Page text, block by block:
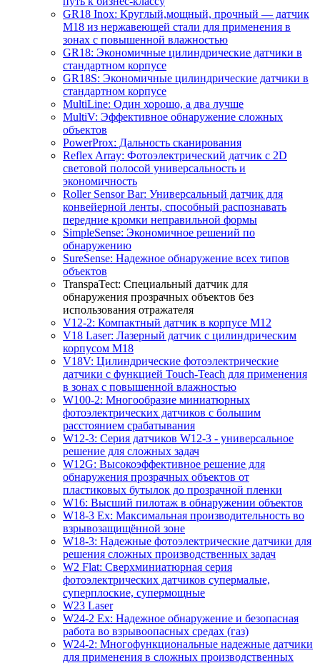
GR18 Inox: Круглый,мощный, прочный — датчик
M18 из нержавеющей стали для применения в
зонах с повышенной влажностью
GR18: Экономичные цилиндрические датчики в
стандартном корпусе
GR18S: Экономичные цилиндрические датчики в
стандартном корпусе
MultiLine: Один хорошо, а два лучше
MultiV: Эффективное обнаружение сложных
объектов
PowerProx: Дальность сканирования
Reflex Array: Фотоэлектрический датчик с 2D
световой полосой универсальность и
экономичность
Roller Sensor Bar: Универсальный датчик для
конвейерной ленты, способный распознавать
передние кромки неправильной формы
SimpleSense: Экономичное решений по
обнаружению
SureSense: Надежное обнаружение всех типов
объектов
TranspaTect: Специальный датчик для
обнаружения прозрачных объектов без
использования отражателя
V12-2: Компактный датчик в корпусе M12
V18 Laser: Лазерный датчик с цилиндрическим
корпусом M18
V18V: Цилиндрические фотоэлектрические
датчики с функцией Touch-Teach для применения
в зонах с повышенной влажностью
W100-2: Многообразие миниатюрных
фотоэлектрических датчиков с большим
расстоянием срабатывания
W12-3: Серия датчиков W12-3 - универсальное
решение для сложных задач
W12G: Высокоэффективное решение для
обнаружения прозрачных объектов от
пластиковых бутылок до прозрачной пленки
W16: Высший пилотаж в обнаружении объектов
W18-3 Ex: Максимальная производительность во
взрывозащищённой зоне
W18-3: Надежные фотоэлектрические датчики для
решения сложных производственных задач
W2 Flat: Сверхминиатюрная серия
фотоэлектрических датчиков супермалые,
суперплоские, супермощные
W23 Laser
W24-2 Ex: Надежное обнаружение и безопасная
работа во взрывоопасных средах (газ)
W24-2: Многофункциональные надежные датчики
для применения в сложных производственных